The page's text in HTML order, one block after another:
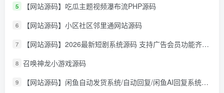
5 【网站源码】吃瓜主题视频瀑布流PHP源码
6 【网站源码】小区社区邻里通网站源码
7 【网站源码】2026最新短剧系统源码 支持广告会员功能齐全短剧源码
8 召唤神龙小游戏源码
9 【网站源码】闲鱼自动发货系统/自动回复/闲鱼AI回复系统源码